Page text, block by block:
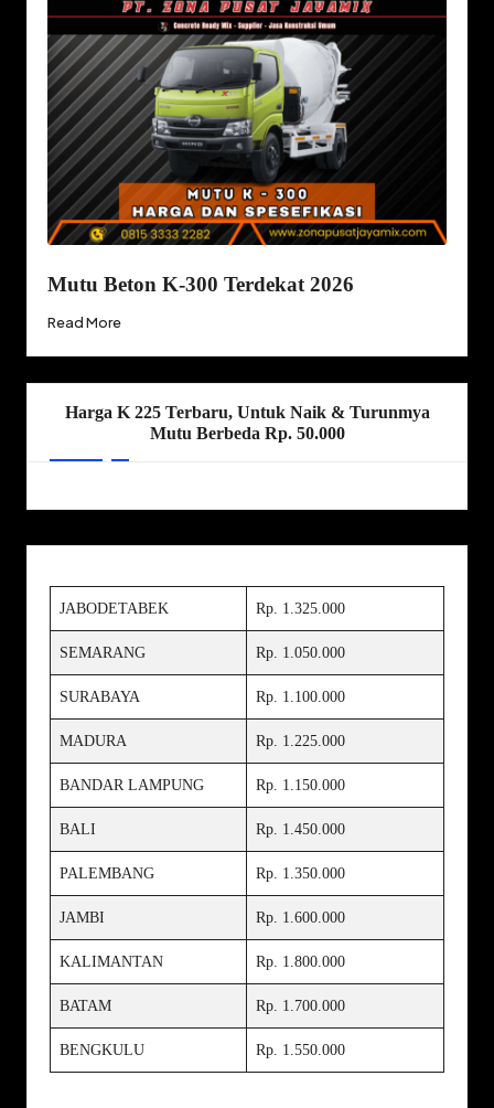
Mutu Beton K-300 Terdekat 2026
Read More
Harga K 225 Terbaru, Untuk Naik & Turunmya
Mutu Berbeda Rp. 50.000
JABODETABEK Rp. 1.325.000
SEMARANG Rp. 1.050.000
SURABAYA Rp. 1.100.000
MADURA Rp. 1.225.000
BANDAR LAMPUNG Rp. 1.150.000
BALI Rp. 1.450.000
PALEMBANG Rp. 1.350.000
JAMBI Rp. 1.600.000
KALIMANTAN Rp. 1.800.000
BATAM Rp. 1.700.000
BENGKULU Rp. 1.550.000